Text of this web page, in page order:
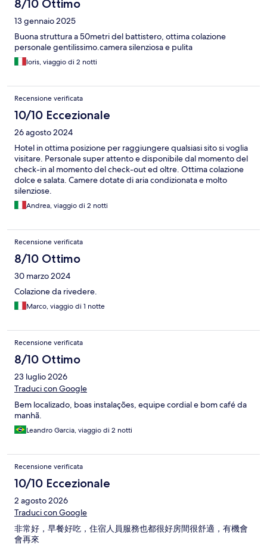
8/10 Ottimo
13 gennaio 2025
Buona struttura a 50metri del battistero, ottima colazione
personale gentilissimo.camera silenziosa e pulita
loris, viaggio di 2 notti
Recensione verificata
10/10 Eccezionale
26 agosto 2024
Hotel in ottima posizione per raggiungere qualsiasi sito si voglia
visitare. Personale super attento e disponibile dal momento del
check-in al momento del check-out ed oltre. Ottima colazione
dolce e salata. Camere dotate di aria condizionata e molto
silenziose.
Andrea, viaggio di 2 notti
Recensione verificata
8/10 Ottimo
30 marzo 2024
Colazione da rivedere.
Marco, viaggio di 1 notte
Recensione verificata
8/10 Ottimo
23 luglio 2026
Traduci con Google
Bem localizado, boas instalações, equipe cordial e bom café da
manhã.
Leandro Garcia, viaggio di 2 notti
Recensione verificata
10/10 Eccezionale
2 agosto 2026
Traduci con Google
非常好，早餐好吃，住宿人員服務也都很好房間很舒適，有機會
會再來